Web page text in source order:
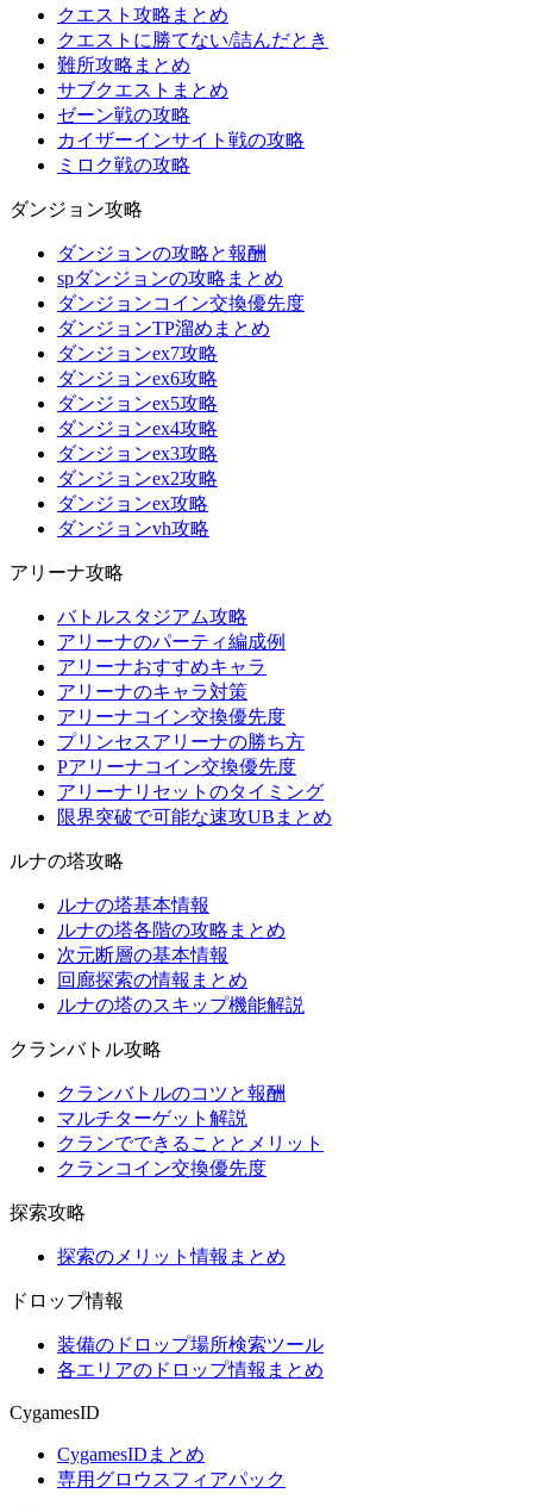
クエスト攻略まとめ
クエストに勝てない/詰んだとき
難所攻略まとめ
サブクエストまとめ
ゼーン戦の攻略
カイザーインサイト戦の攻略
ミロク戦の攻略
ダンジョン攻略
ダンジョンの攻略と報酬
spダンジョンの攻略まとめ
ダンジョンコイン交換優先度
ダンジョンTP溜めまとめ
ダンジョンex7攻略
ダンジョンex6攻略
ダンジョンex5攻略
ダンジョンex4攻略
ダンジョンex3攻略
ダンジョンex2攻略
ダンジョンex攻略
ダンジョンvh攻略
アリーナ攻略
バトルスタジアム攻略
アリーナのパーティ編成例
アリーナおすすめキャラ
アリーナのキャラ対策
アリーナコイン交換優先度
プリンセスアリーナの勝ち方
Pアリーナコイン交換優先度
アリーナリセットのタイミング
限界突破で可能な速攻UBまとめ
ルナの塔攻略
ルナの塔基本情報
ルナの塔各階の攻略まとめ
次元断層の基本情報
回廊探索の情報まとめ
ルナの塔のスキップ機能解説
クランバトル攻略
クランバトルのコツと報酬
マルチターゲット解説
クランでできることとメリット
クランコイン交換優先度
探索攻略
探索のメリット情報まとめ
ドロップ情報
装備のドロップ場所検索ツール
各エリアのドロップ情報まとめ
CygamesID
CygamesIDまとめ
専用グロウスフィアパック